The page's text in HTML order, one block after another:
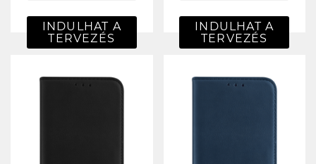
INDULHAT A
TERVEZÉS
INDULHAT A
TERVEZÉS